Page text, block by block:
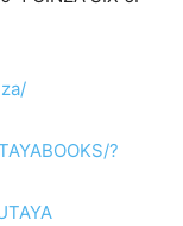
?